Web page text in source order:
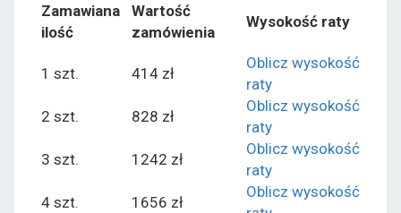
Zamawiana
ilość
Wartość
zamówienia
Wysokość raty
1 szt. 414 zł
Oblicz wysokość
raty
2 szt.
828 zł
Oblicz wysokość
raty
3 szt.
1242 zł
Oblicz wysokość
raty
4 szt.
1656 zł
Oblicz wysokość